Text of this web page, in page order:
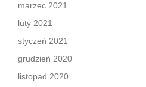
marzec 2021
luty 2021
styczeń 2021
grudzień 2020
listopad 2020